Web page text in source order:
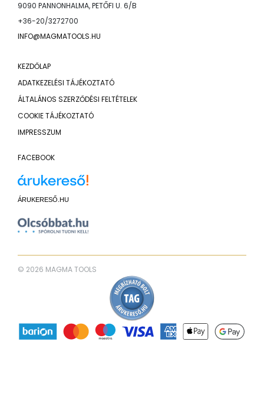
9090 PANNONHALMA, PETŐFI U. 6/B
+36-20/3272700
INFO@MAGMATOOLS.HU
KEZDŐLAP
ADATKEZELÉSI TÁJÉKOZTATÓ
ÁLTALÁNOS SZERZŐDÉSI FELTÉTELEK
COOKIE TÁJÉKOZTATÓ
IMPRESSZUM
FACEBOOK
ÁRUKERESŐ.HU
© 2026 MAGMA TOOLS